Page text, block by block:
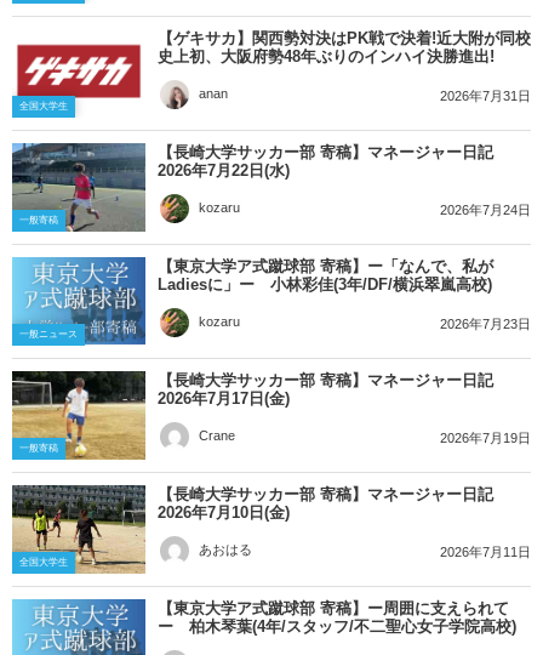
全国大学生
【ゲキサカ】関西勢対決はPK戦で決着!近大附が同校
史上初、大阪府勢48年ぶりのインハイ決勝進出!
anan 2026年7月31日
一般寄稿
【長崎大学サッカー部 寄稿】マネージャー日記
2026年7月22日(水)
kozaru 2026年7月24日
一般ニュース
【東京大学ア式蹴球部 寄稿】ー「なんで、私が
Ladiesに」ー 小林彩佳(3年/DF/横浜翠嵐高校)
kozaru 2026年7月23日
一般寄稿
【長崎大学サッカー部 寄稿】マネージャー日記
2026年7月17日(金)
Crane 2026年7月19日
全国大学生
【長崎大学サッカー部 寄稿】マネージャー日記
2026年7月10日(金)
あおはる 2026年7月11日
【東京大学ア式蹴球部 寄稿】ー周囲に支えられて
ー 柏木琴葉(4年/スタッフ/不二聖心女子学院高校)